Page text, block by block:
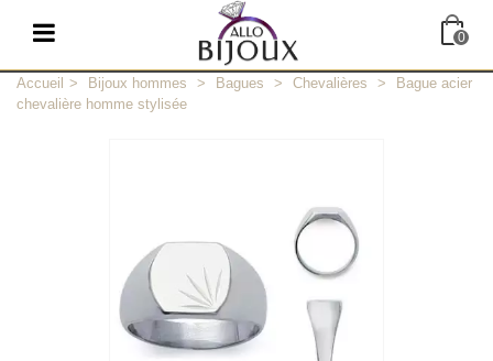
0
Accueil > Bijoux hommes > Bagues > Chevalières >
Bague acier
chevalière homme stylisée